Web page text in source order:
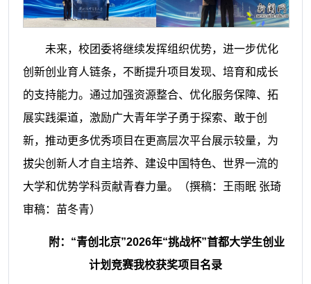
未来，校团委将继续发挥组织优势，进一步优化
创新创业育人链条，不断提升项目发现、培育和成长
的支持能力。通过加强资源整合、优化服务保障、拓
展实践渠道，激励广大青年学子勇于探索、敢于创
新，推动更多优秀项目在更高层次平台展示较量，为
拔尖创新人才自主培养、建设中国特色、世界一流的
大学和优势学科贡献青春力量。
（撰稿：王雨眠 张琦
审稿：苗冬青）
附：“青创北京”2026年“挑战杯”首都大学生创业
计划竞赛我校获奖项目名录